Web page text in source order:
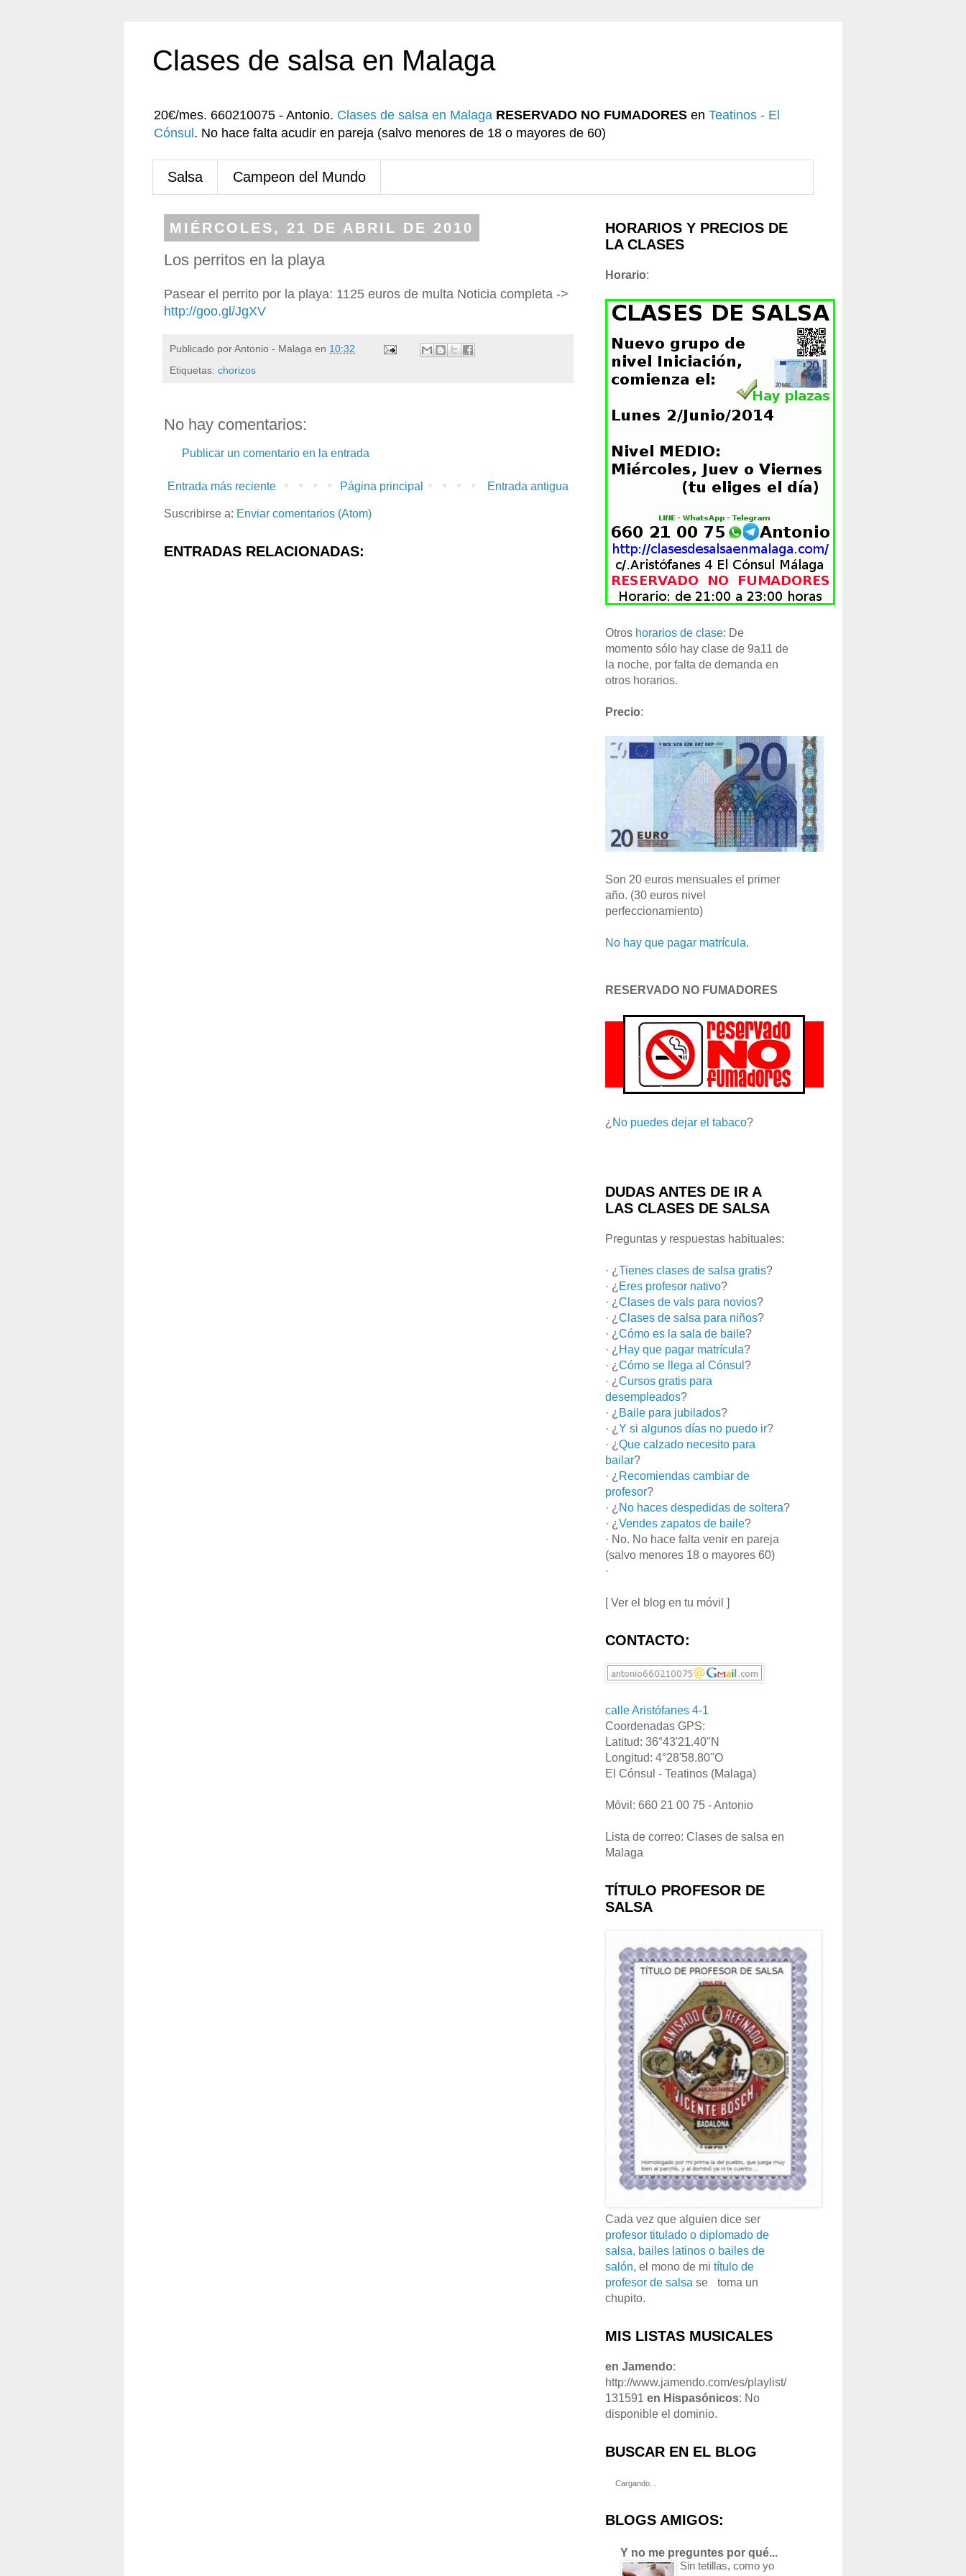
Clases de salsa en Malaga
20€/mes. 660210075 - Antonio. Clases de salsa en Malaga RESERVADO NO FUMADORES en Teatinos - El
Cónsul . No hace falta acudir en pareja (salvo menores de 18 o mayores de 60)
Salsa Campeon del Mundo
MIÉRCOLES, 21 DE ABRIL DE 2010
Los perritos en la playa
Pasear el perrito por la playa: 1125 euros de multa Noticia completa ->
http://goo.gl/JgXV
Publicado porAntonio - Malaga en 10:32
Etiquetas: chorizos
No hay comentarios:
Publicar un comentario en la entrada
Entrada más reciente Entrada antigua
Página principal
Suscribirse a: Enviar comentarios (Atom)
ENTRADAS RELACIONADAS:
HORARIOS Y PRECIOS DE
LA CLASES
Horario:
Otros horarios de clase: De
momento sólo hay clase de 9a11 de
la noche, por falta de demanda en
otros horarios.
Precio:
Son 20 euros mensuales el primer
año. (30 euros nivel
perfeccionamiento)
No hay que pagar matrícula.
RESERVADO NO FUMADORES
¿ No puedes dejar el tabaco?
DUDAS ANTES DE IR A
LAS CLASES DE SALSA
Preguntas y respuestas habituales:
· ¿ Tienes clases de salsa gratis?
· ¿ Eres profesor nativo?
· ¿ Clases de vals para novios?
· ¿ Clases de salsa para niños?
· ¿ Cómo es la sala de baile?
· ¿ Hay que pagar matrícula?
· ¿ Cómo se llega al Cónsul ?
· ¿ Cursos gratis para
desempleados?
· ¿ Baile para jubilados?
· ¿ Y si algunos días no puedo ir?
· ¿ Que calzado necesito para
bailar?
· ¿ Recomiendas cambiar de
profesor?
· ¿ No haces despedidas de soltera?
· ¿ Vendes zapatos de baile?
· No. No hace falta venir en pareja
(salvo menores 18 o mayores 60)
·
[ Ver el blog en tu móvil ]
CONTACTO:
calle Aristófanes 4-1
Coordenadas GPS:
Latitud: 36°43'21.40"N
Longitud: 4°28'58.80"O
El Cónsul - Teatinos (Malaga)
Móvil: 660 21 00 75 - Antonio
Lista de correo: Clases de salsa en
Malaga
TÍTULO PROFESOR DE
SALSA
Cada vez que alguien dice ser
profesor titulado o diplomado de
salsa, bailes latinos o bailes de
salón, el mono de mi título de
profesor de salsa se
toma un
chupito.
MIS LISTAS MUSICALES
en Jamendo:
http://www.jamendo.com/es/playlist/
131591 en Hispasónicos: No
disponible el dominio.
BUSCAR EN EL BLOG
Cargando...
BLOGS AMIGOS:
Y no me preguntes por qué...
Sin tetillas, como yo